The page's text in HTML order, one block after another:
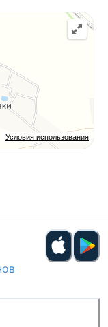
Условия использования